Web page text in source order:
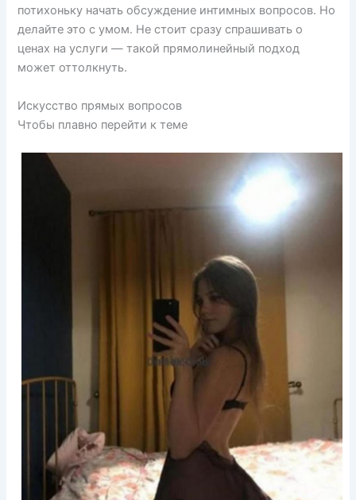
потихоньку начать обсуждение интимных вопросов. Но
делайте это с умом. Не стоит сразу спрашивать о
ценах на услуги — такой прямолинейный подход
может оттолкнуть.
Искусство прямых вопросов
Чтобы плавно перейти к теме